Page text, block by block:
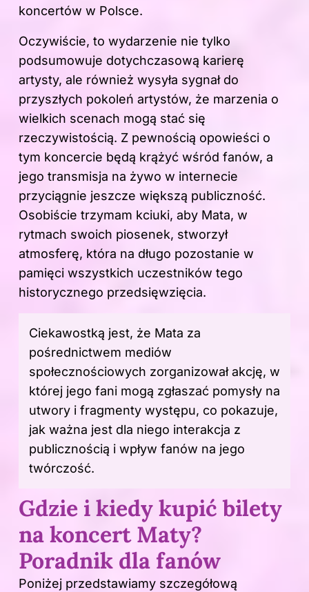
koncertów w Polsce.
Oczywiście, to wydarzenie nie tylko
podsumowuje dotychczasową karierę
artysty, ale również wysyła sygnał do
przyszłych pokoleń artystów, że marzenia o
wielkich scenach mogą stać się
rzeczywistością. Z pewnością opowieści o
tym koncercie będą krążyć wśród fanów, a
jego transmisja na żywo w internecie
przyciągnie jeszcze większą publiczność.
Osobiście trzymam kciuki, aby Mata, w
rytmach swoich piosenek, stworzył
atmosferę, która na długo pozostanie w
pamięci wszystkich uczestników tego
historycznego przedsięwzięcia.
Ciekawostką jest, że Mata za
pośrednictwem mediów
społecznościowych zorganizował akcję, w
której jego fani mogą zgłaszać pomysły na
utwory i fragmenty występu, co pokazuje,
jak ważna jest dla niego interakcja z
publicznością i wpływ fanów na jego
twórczość.
Gdzie i kiedy kupić bilety
na koncert Maty?
Poradnik dla fanów
Poniżej przedstawiamy szczegółową